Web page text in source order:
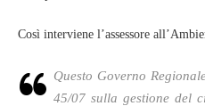
Così interviene l’assessore
Questo Governo
45/07 sulla gestione del